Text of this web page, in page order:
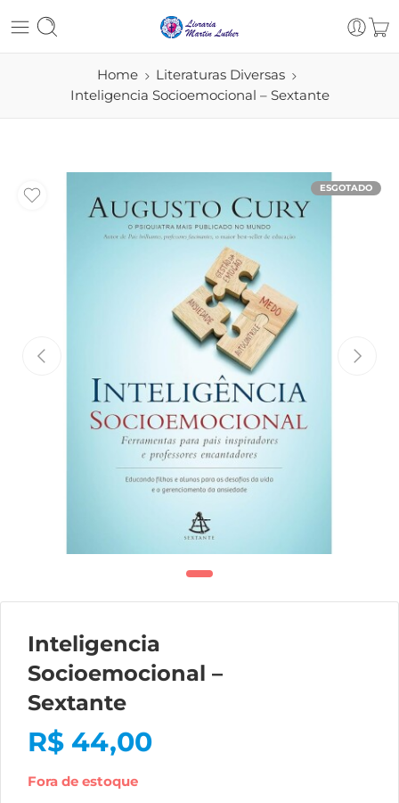
Home
Literaturas Diversas
Inteligencia Socioemocional – Sextante
ESGOTADO
Inteligencia
Socioemocional –
Sextante
R$ 44,00
Fora de estoque